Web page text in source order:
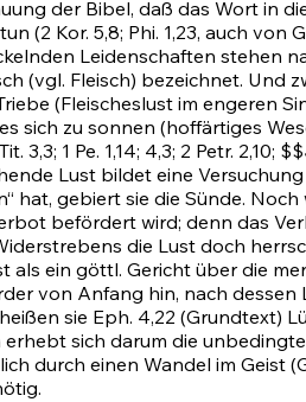
der Bibel, daß das Wort
(2 Kor. 5,8; Phi. 1,23, auch von
Leidenschaften stehen
(vgl. Fleisch) bezeichnet.
(Fleischeslust im engeren
sich zu sonnen (hoffärtiges
Tit. 3,3; 1 Pe. 1,14; 4,3; 2 Petr. 2,10; $$
Lust bildet eine
hat, gebiert sie die Sünde.
befördert wird; denn das
die Lust doch
ein göttl. Gericht über die
von Anfang hin, nach
sie Eph. 4,22 (Grundtext)
erhebt sich darum die
durch einen Wandel im Geist